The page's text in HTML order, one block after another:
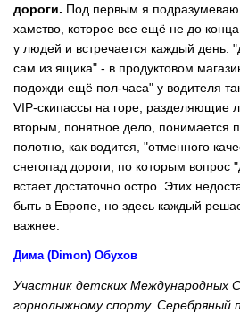
дороги. Под первым я подразумеваю
хамство, которое все ещё не до
у людей и встречается каждый день:
сам из ящика" - в продуктовом
подожди ещё пол-часа" у водителя
VIP-скипассы на горе, разделяющие
вторым, понятное дело, понимается
полотно, как водится, "отменного
снегопад дороги, по которым вопрос
встает достаточно остро. Этих
быть в Европе, но здесь каждый
важнее.
Дима (Dimon) Обухов
Участник детских Международных
горнолыжному спорту. Серебряный